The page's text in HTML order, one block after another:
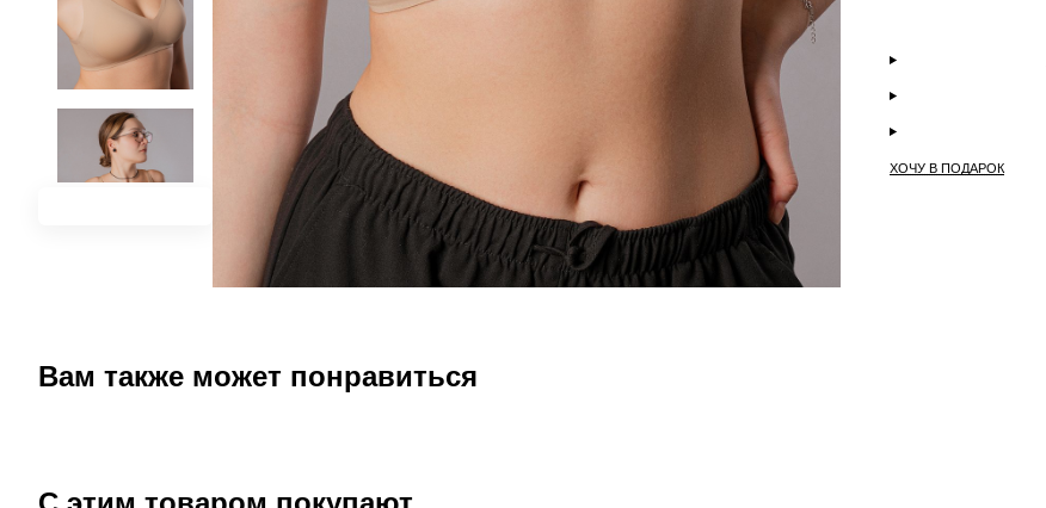
ХОЧУ В ПОДАРОК
Вам также может понравиться